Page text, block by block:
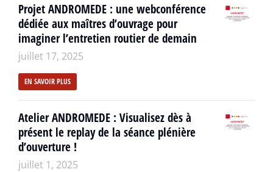
Projet ANDROMEDE : une webconférence
dédiée aux maîtres d’ouvrage pour
imaginer l’entretien routier de demain
juillet 17, 2025
EN SAVOIR PLUS
Atelier ANDROMEDE : Visualisez dès à
présent le replay de la séance plénière
d’ouverture !
juillet 1, 2025